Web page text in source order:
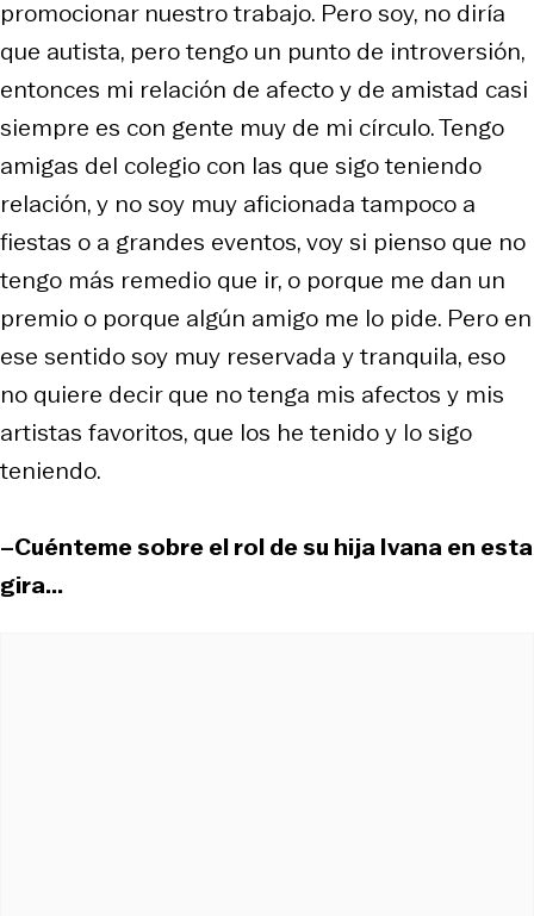
promocionar nuestro trabajo. Pero soy, no diría
que autista, pero tengo un punto de introversión,
entonces mi relación de afecto y de amistad casi
siempre es con gente muy de mi círculo. Tengo
amigas del colegio con las que sigo teniendo
relación, y no soy muy aficionada tampoco a
fiestas o a grandes eventos, voy si pienso que no
tengo más remedio que ir, o porque me dan un
premio o porque algún amigo me lo pide. Pero en
ese sentido soy muy reservada y tranquila, eso
no quiere decir que no tenga mis afectos y mis
artistas favoritos, que los he tenido y lo sigo
teniendo.
–Cuénteme sobre el rol de su hija Ivana en esta
gira...